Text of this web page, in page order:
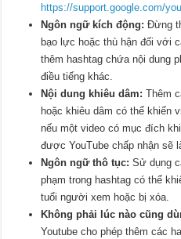
https://support.google.com/
Ngôn ngữ kích động: Đừng
bạo lực hoặc thù hận đối với
thêm hashtag chứa nội dung
điều tiếng khác.
Nội dung khiêu dâm: Thêm
hoặc khiêu dâm có thể khiến
nếu một video có mục đích
được YouTube chấp nhận sẽ
Ngôn ngữ thô tục: Sử dụng
phạm trong hashtag có thể
tuổi người xem hoặc bị xóa.
Không phải lúc nào cũng
Youtube cho phép thêm các